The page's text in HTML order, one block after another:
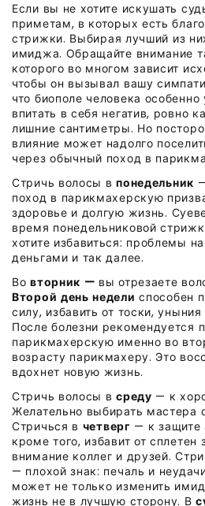
Если вы не хотите искушать
приметам, в которых есть
стрижки. Выбирая лучший из
имиджа. Обращайте внимание
которого во многом зависит
чтобы он вызывал вашу
что биополе человека
впитать в себя негатив, ровно
лишние сантиметры. Но
влияние может надолго
через обычный поход в
Стричь волосы впонедельник
поход в парикмахерскую
здоровье и долгую жизнь.
время понедельниковой
хотите избавиться: проблемы
деньгами и так далее.
Вовторник — вы отрезаете
Второй день неделиспособен
силу, избавить от тоски,
После болезни рекомендуется
парикмахерскую именно во
возрасту парикмахеру. Это
вдохнет новую жизнь.
Стричь волосы всреду — к
Желательно выбирать мастера
Стричься в четверг — к защите
кроме того, избавит от сплетен
внимание коллег и друзей.
— плохой знак: печаль и
может не только изменить
жизнь не в лучшую сторону. В